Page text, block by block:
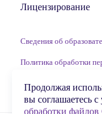
Лицензирование
Сведения об
Политика обработки
Обработка файлов
Продолжая
вы соглашаетесь
обработки файлов